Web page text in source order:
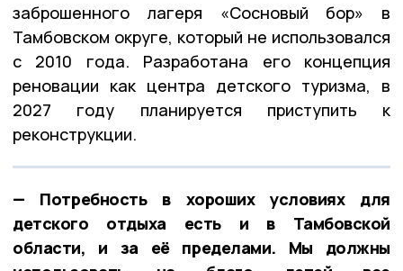
заброшенного лагеря «Сосновый бор» в
Тамбовском округе, который не использовался
с 2010 года. Разработана его концепция
реновации как центра детского туризма, в
2027 году планируется приступить к
реконструкции.
— Потребность в хороших условиях для
детского отдыха есть и в Тамбовской
области, и за её пределами. Мы должны